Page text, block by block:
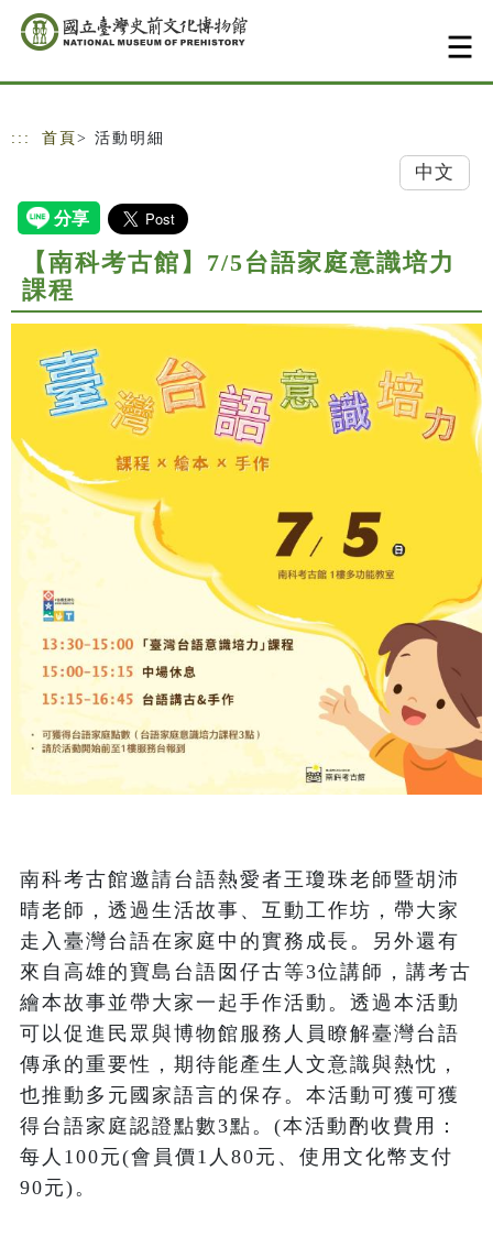
跳到主要內容
網站導覽
::: 首頁 > 活動明細
中文
【南科考古館】7/5台語家庭意識培力
課程
南科考古館邀請台語熱愛者王瓊珠老師暨胡沛
晴老師，透過生活故事、互動工作坊，帶大家
走入臺灣台語在家庭中的實務成長。另外還有
來自高雄的寶島台語囡仔古等3位講師，講考古
繪本故事並帶大家一起手作活動。透過本活動
可以促進民眾與博物館服務人員瞭解臺灣台語
傳承的重要性，期待能產生人文意識與熱忱，
也推動多元國家語言的保存。本活動可獲可獲
得台語家庭認證點數3點。(本活動酌收費用：
每人100元(會員價1人80元、使用文化幣支付
90元)。